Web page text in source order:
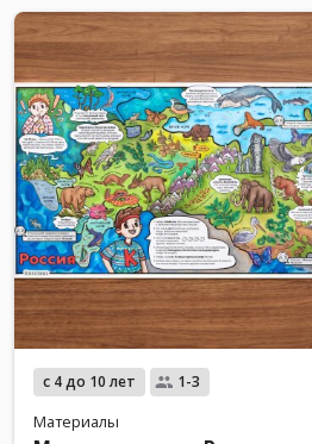
с 4 до 10 лет 1-3
Материалы